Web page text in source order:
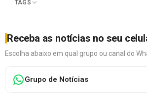
TAGS
Receba as notícias no seu
Escolha abaixo em qual grupo ou canal do
Grupo de Notícias